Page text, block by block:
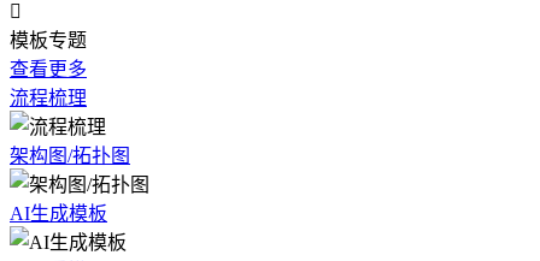

模板专题
查看更多
流程梳理
架构图/拓扑图
AI生成模板